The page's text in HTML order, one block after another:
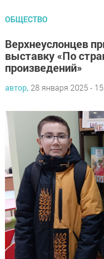
ОБЩЕСТВО
Верхнеуслонцев
выставку «По
произведений»
автор, 28 января 2025 -